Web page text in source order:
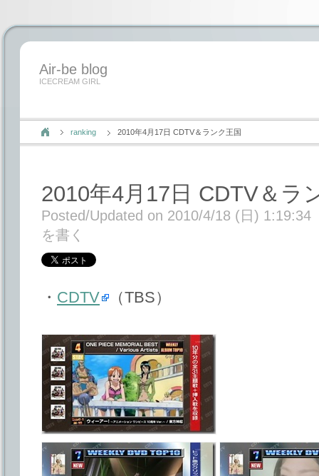
Air-be blog
ICECREAM GIRL
ranking 2010年4月17日 CDTV＆ランク王国
2010年4月17日 CDTV＆ラ
Posted/Updated on 2010/4/18 (日) 1:19:34
を書く
・ CDTV （TBS）